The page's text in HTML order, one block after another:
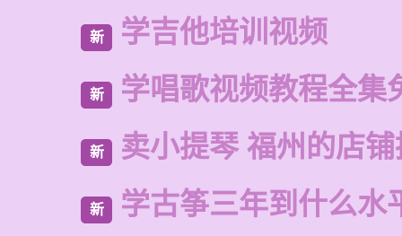
新 学吉他培训视频
新 学唱歌视频教程全集
新 卖小提琴 福州的店
新 学古筝三年到什么水